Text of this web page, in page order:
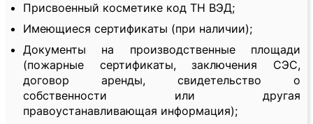
Присвоенный косметике код ТН ВЭД;
Имеющиеся сертификаты (при наличии);
Документы на производственные площади
(пожарные сертификаты, заключения СЭС,
договор аренды, свидетельство о
собственности или другая
правоустанавливающая информация);